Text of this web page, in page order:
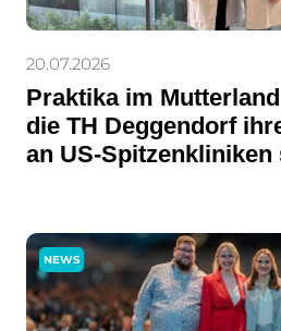
20.07.2026
Praktika im
die TH Deggendorf
an US-
NEWS